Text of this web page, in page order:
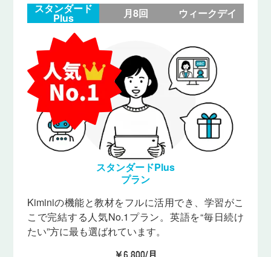
スタンダード
Plus 月8回 ウィークデイ
スタンダードPlus
プラン
Kiminiの機能と教材をフルに活用でき、学習がこ
こで完結する人気No.1プラン。英語を“毎日続け
たい”方に最も選ばれています。